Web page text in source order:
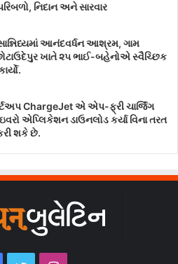
નિદાન અને સારવાર
આનંદવર્ધન આશ્રમ, ગામ
ખાતે ૨૫ ભાઈ-બહેનોએ સ્વૈચ્છિક
ChargeJet એ એપ-ફ્રી ચાર્જિંગ
એપ્લિકેશન ડાઉનલોડ કર્યા વિના તરત
શકે છે.